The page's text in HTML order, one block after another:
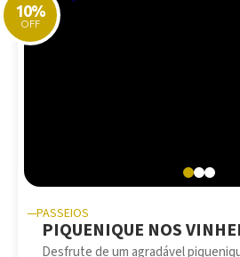
10%
OFF
PASSEIOS
PIQUENIQUE NOS
Desfrute de um agradável